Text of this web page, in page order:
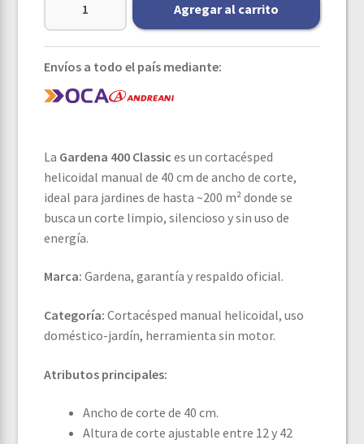
Agregar al carrito
Envíos a todo el país mediante:
La Gardena 400 Classic es un cortacésped
helicoidal manual de 40 cm de ancho de corte,
ideal para jardines de hasta ~200 m² donde se
busca un corte limpio, silencioso y sin uso de
energía.
Marca: Gardena, garantía y respaldo oficial.
Categoría: Cortacésped manual helicoidal, uso
doméstico-jardín, herramienta sin motor.
Atributos principales:
Ancho de corte de 40 cm.
Altura de corte ajustable entre 12 y 42